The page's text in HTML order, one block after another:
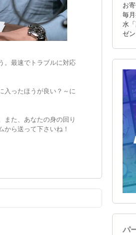
。最速でトラブルに対応
入ったほうが良い？～に
また、あなたの身の回り
から送って下さいね！
お
毎
水
ゼン
パ